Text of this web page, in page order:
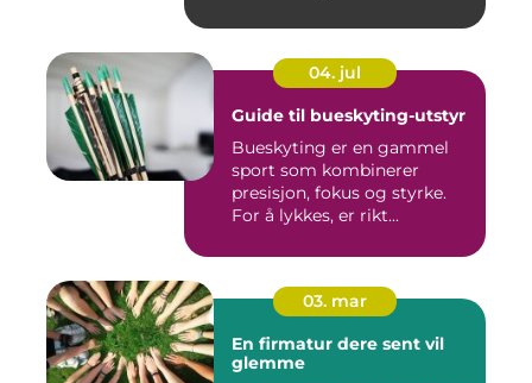
04. jul
Guide til bueskyting-utstyr
Bueskyting er en gammel
sport som kombinerer
presisjon, fokus og styrke.
For å lykkes, er rikt...
03. mar
En firmatur dere sent vil
glemme